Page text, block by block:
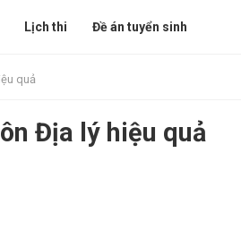
Lịch thi Đề án tuyển sinh
quả
Địa lý hiệu quả